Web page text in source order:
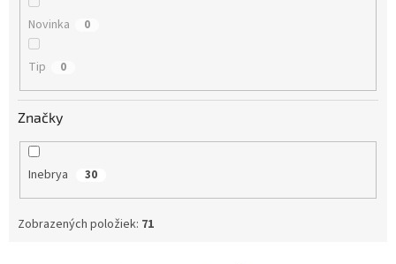
Novinka 0
Tip 0
Značky
Inebrya 30
Zobrazených položiek: 71